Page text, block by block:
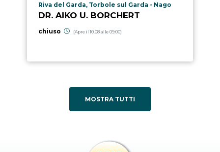
Località punto di interesse
Riva del Garda, Torbole sul Garda - Nago
DR. AIKO U. BORCHERT
chiuso (Apre il 10.08 alle 09:00)
MOSTRA TUTTI